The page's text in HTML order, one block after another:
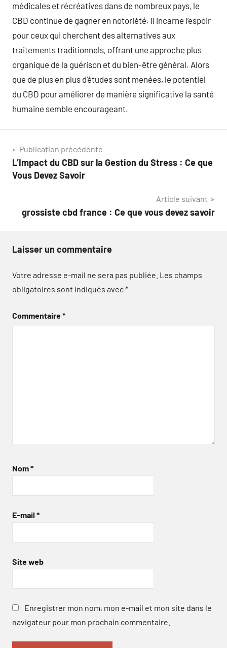
médicales et récréatives dans de nombreux pays, le
CBD continue de gagner en notoriété. Il incarne l’espoir
pour ceux qui cherchent des alternatives aux
traitements traditionnels, offrant une approche plus
organique de la guérison et du bien-être général. Alors
que de plus en plus d’études sont menées, le potentiel
du CBD pour améliorer de manière significative la santé
humaine semble encourageant.
Navigation
de
Publication précédente
L’Impact du CBD sur la Gestion du Stress : Ce que
Vous Devez Savoir
Article suivant
grossiste cbd france : Ce que vous devez savoir
Laisser un commentaire
Votre adresse e-mail ne sera pas publiée. Les champs
obligatoires sont indiqués avec*
Commentaire*
Nom*
E-mail *
Site web
Enregistrer mon nom, mon e-mail et mon site dans le
navigateur pour mon prochain commentaire.